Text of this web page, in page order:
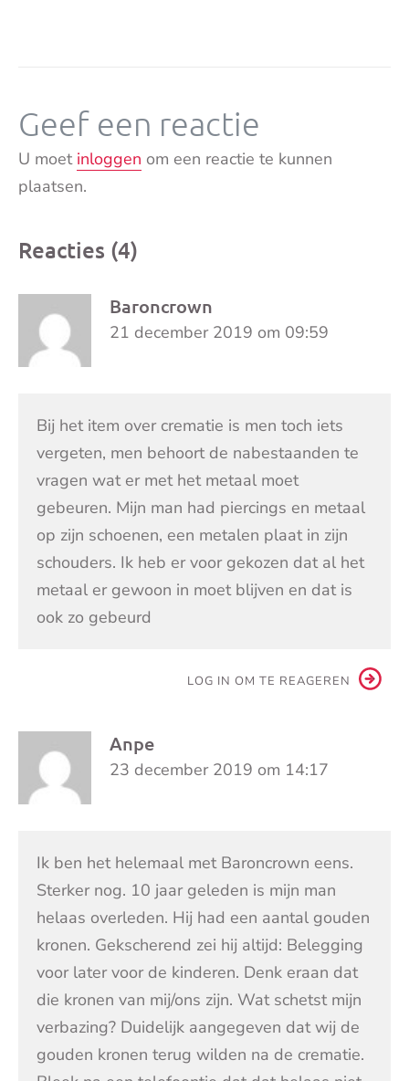
Geef een reactie
U moet inloggen om een reactie te kunnen
plaatsen.
Reacties (4)
Baroncrown
21 december 2019 om 09:59
Bij het item over crematie is men toch iets
vergeten, men behoort de nabestaanden te
vragen wat er met het metaal moet
gebeuren. Mijn man had piercings en metaal
op zijn schoenen, een metalen plaat in zijn
schouders. Ik heb er voor gekozen dat al het
metaal er gewoon in moet blijven en dat is
ook zo gebeurd
LOG IN OM TE REAGEREN
Anpe
23 december 2019 om 14:17
Ik ben het helemaal met Baroncrown eens.
Sterker nog. 10 jaar geleden is mijn man
helaas overleden. Hij had een aantal gouden
kronen. Gekscherend zei hij altijd: Belegging
voor later voor de kinderen. Denk eraan dat
die kronen van mij/ons zijn. Wat schetst mijn
verbazing? Duidelijk aangegeven dat wij de
gouden kronen terug wilden na de crematie.